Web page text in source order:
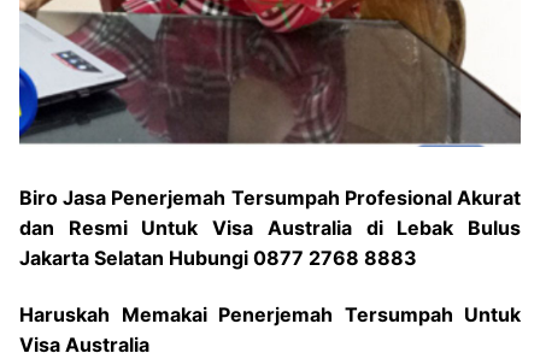
Biro Jasa Penerjemah Tersumpah Profesional Akurat
dan Resmi Untuk Visa Australia di Lebak Bulus
Jakarta Selatan Hubungi 0877 2768 8883
Haruskah Memakai Penerjemah Tersumpah Untuk
Visa Australia